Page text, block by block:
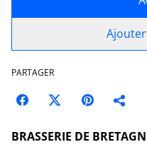
PARTAGER
BRASSERIE DE